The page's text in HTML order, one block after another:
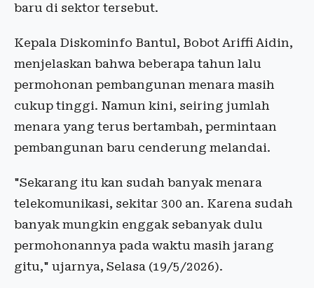
baru di sektor tersebut.
Kepala Diskominfo Bantul, Bobot Ariffi Aidin,
menjelaskan bahwa beberapa tahun lalu
permohonan pembangunan menara masih
cukup tinggi. Namun kini, seiring jumlah
menara yang terus bertambah, permintaan
pembangunan baru cenderung melandai.
"Sekarang itu kan sudah banyak menara
telekomunikasi, sekitar 300 an. Karena sudah
banyak mungkin enggak sebanyak dulu
permohonannya pada waktu masih jarang
gitu," ujarnya, Selasa (19/5/2026).